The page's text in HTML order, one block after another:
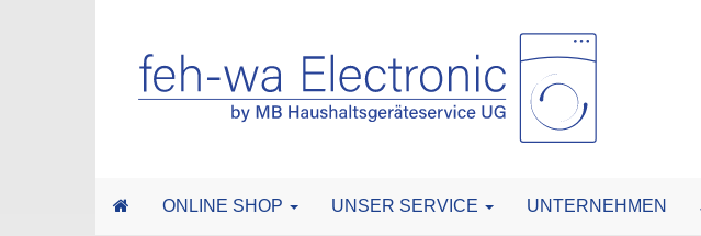
ONLINE SHOP UNSER SERVICE UNTERNEHMEN